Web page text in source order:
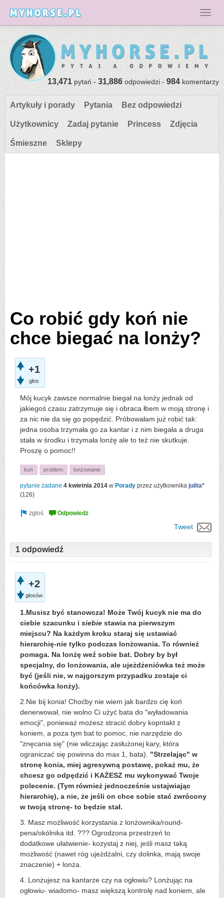
13,471pytań -31,886odpowiedzi -984komentarzy
Artykuły i porady Pytania Bez odpowiedzi
Użytkownicy Zadaj pytanie Princess Zdjęcia
Śmieszne Sklepy
Co robić gdy koń nie
chce biegać na lonży?
+1
głos
Mój kucyk zawsze normalnie biegał na lonży jednak od
jakiegoś czasu zatrzymuje się i obraca łbem w moją stronę i
za nic nie da się go popędzić. Próbowałam już robić tak:
jedna osoba trzymała go za kantar i z nim biegała a druga
stała w środku i trzymała lonżę ale to też nie skutkuje.
Proszę o pomoc!!
koń problem lonżowanie
pytanie zadane 4 kwietnia 2014 w Porady przez użytkownika julita*
(126)
Tweet
1 odpowiedź
+2
głosów
1.Musisz być stanowcza! Może Twój kucyk nie ma do
ciebie szacunku i siebie stawia na pierwszym
miejscu? Na każdym kroku staraj się ustawiać
hierarchię-nie tylko podczas lonżowania. To również
pomaga. Na lonżę weź sobie bat. Dobry by był
specjalny, do lonżowania, ale ujeżdżeniówka też może
być (jeśli nie, w najgorszym przypadku zostaje ci
końcówka lonży).
2.Nie bij konia! Choćby nie wiem jak bardzo cię koń
denerwował, nie wolno Ci użyć bata do "wyładowania
emocji", ponieważ możesz stracić dobry kopntakt z
koniem, a poza tym bat to pomoc, nie narzędzie do
"znęcania się" (nie wliczając zasłużonej kary, która
ograniczać się powinna do max 1, bata). "Strzelając" w
stronę konia, miej agresywną postawę, pokaż mu, że
chcesz go odpędzić i KAŻESZ mu wykonywać Twoje
polecenie. (Tym również jednocześnie ustajwiając
hierarchię), a nie, że jeśli on chce sobie stać zwrócony
w twoją stronę- to będzie stał.
3. Masz możliwość korzystania z lonżownika/round-
pena/okólnika itd. ??? Ogrodzona przestrzeń to
dodatkowe ułatwienie- kozystaj z niej, jeśli masz taką
możliwość (nawet róg ujeżdżalni, czy dolinka, mają swoje
znaczenie) + lonża.
4. Lonżujesz na kantarze czy na ogłowiu? Lonżując na
ogłowiu- wiadomo- masz większą kontrolę nad koniem, ale